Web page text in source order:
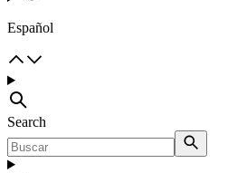
Español
Search